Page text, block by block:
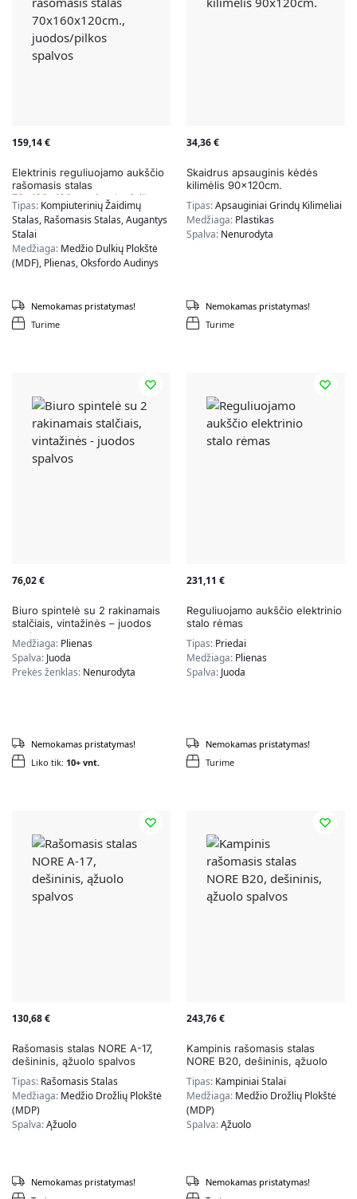
159,14€
Elektrinis reguliuojamo aukščio
rašomasis stalas
70x160x120cm., juodos/pilkos
spalvos
Tipas: Kompiuterinių Žaidimų
Stalas, Rašomasis Stalas, Augantys
Stalai
Medžiaga: Medžio Dulkių Plokštė
(MDF), Plienas, Oksfordo Audinys
Turime
Nemokamas pristatymas!
34,36€
Skaidrus apsauginis kėdės
kilimėlis 90x120cm.
Tipas:Apsauginiai Grindų Kilimėliai
Medžiaga: Plastikas
Spalva: Nenurodyta
Turime
Nemokamas pristatymas!
76,02€
Biuro spintelė su 2 rakinamais
stalčiais, vintažinės – juodos
spalvos
Medžiaga: Plienas
Spalva: Juoda
Prekės ženklas: Nenurodyta
Liko tik: 10+ vnt.
Nemokamas pristatymas!
231,11 €
Reguliuojamo aukščio elektrinio
stalo rėmas
Tipas: Priedai
Medžiaga: Plienas
Spalva: Juoda
Turime
Nemokamas pristatymas!
130,68€
Rašomasis stalas NORE A-17,
dešininis, ąžuolo spalvos
Tipas: Rašomasis Stalas
Medžiaga: Medžio Drožlių Plokštė
(MDP)
Spalva:Ąžuolo
Nemokamas pristatymas!
243,76€
Kampinis rašomasis stalas
NORE B20, dešininis, ąžuolo
spalvos
Tipas: Kampiniai Stalai
Medžiaga: Medžio Drožlių Plokštė
(MDP)
Spalva:Ąžuolo
Nemokamas pristatymas!